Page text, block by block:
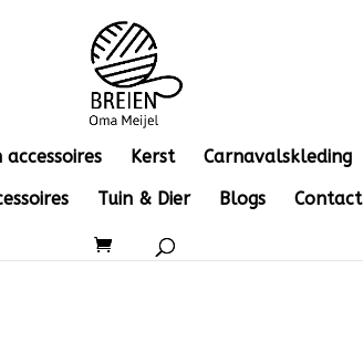
Kerst Carnavalskleding
Tuin & Dier Blogs Contact